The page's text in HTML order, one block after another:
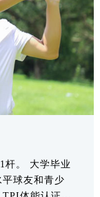
杆。 大学毕业
球友和青少